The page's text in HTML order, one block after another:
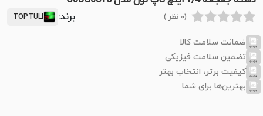
(0 نظر ) برند: TOPTULI
ضمانت سلامت کالا
تضمین سلامت فیزیکی
کیفیت برتر، انتخاب بهتر
بهترین‌ها برای شما